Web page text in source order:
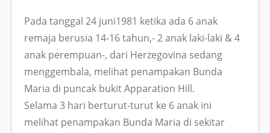
Pada tanggal 24 juni1981 ketika ada 6 anak
remaja berusia 14-16 tahun,- 2 anak laki-laki & 4
anak perempuan-, dari Herzegovina sedang
menggembala, melihat penampakan Bunda
Maria di puncak bukit Apparation Hill.
Selama 3 hari berturut-turut ke 6 anak ini
melihat penampakan Bunda Maria di sekitar